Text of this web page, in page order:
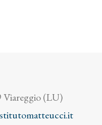
Viareggio (LU)